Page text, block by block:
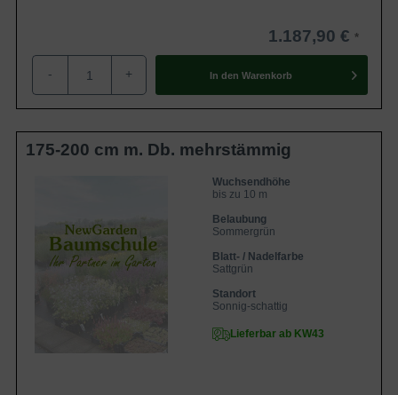
1.187,90 €
- + In den Warenkorb
175-200 cm m. Db. mehrstämmig
Wuchsendhöhe
bis zu 10 m
Belaubung
Sommergrün
Blatt- / Nadelfarbe
Sattgrün
Standort
Sonnig-schattig
Lieferbar ab KW43